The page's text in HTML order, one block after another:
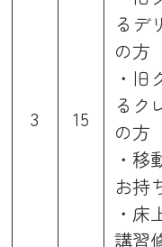
3 15
るデ
の方
・旧
るク
の方
・移
お持
・床
講習